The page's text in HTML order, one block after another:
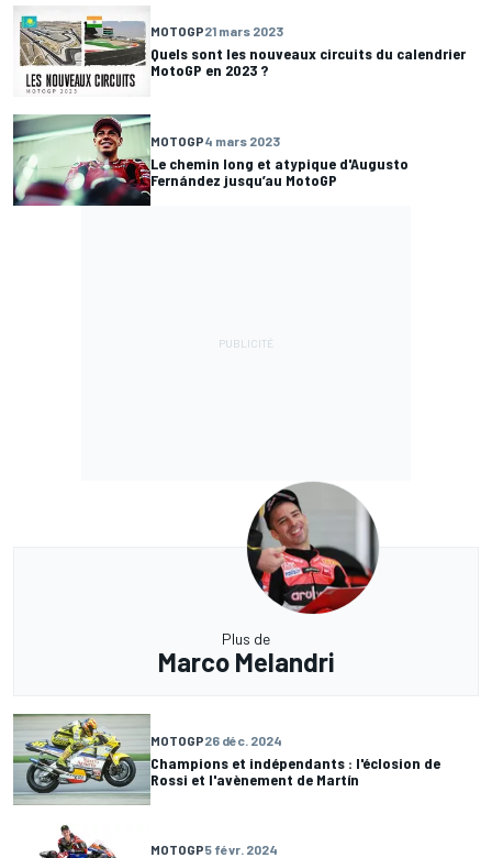
MOTOGP21 mars 2023
Quels sont les nouveaux circuits du calendrier
MotoGP en 2023 ?
MOTOGP4 mars 2023
Le chemin long et atypique d'Augusto
Fernández jusqu’au MotoGP
Plus de
Marco Melandri
MOTOGP26 déc. 2024
Champions et indépendants : l'éclosion de
Rossi et l'avènement de Martín
MOTOGP5 févr. 2024